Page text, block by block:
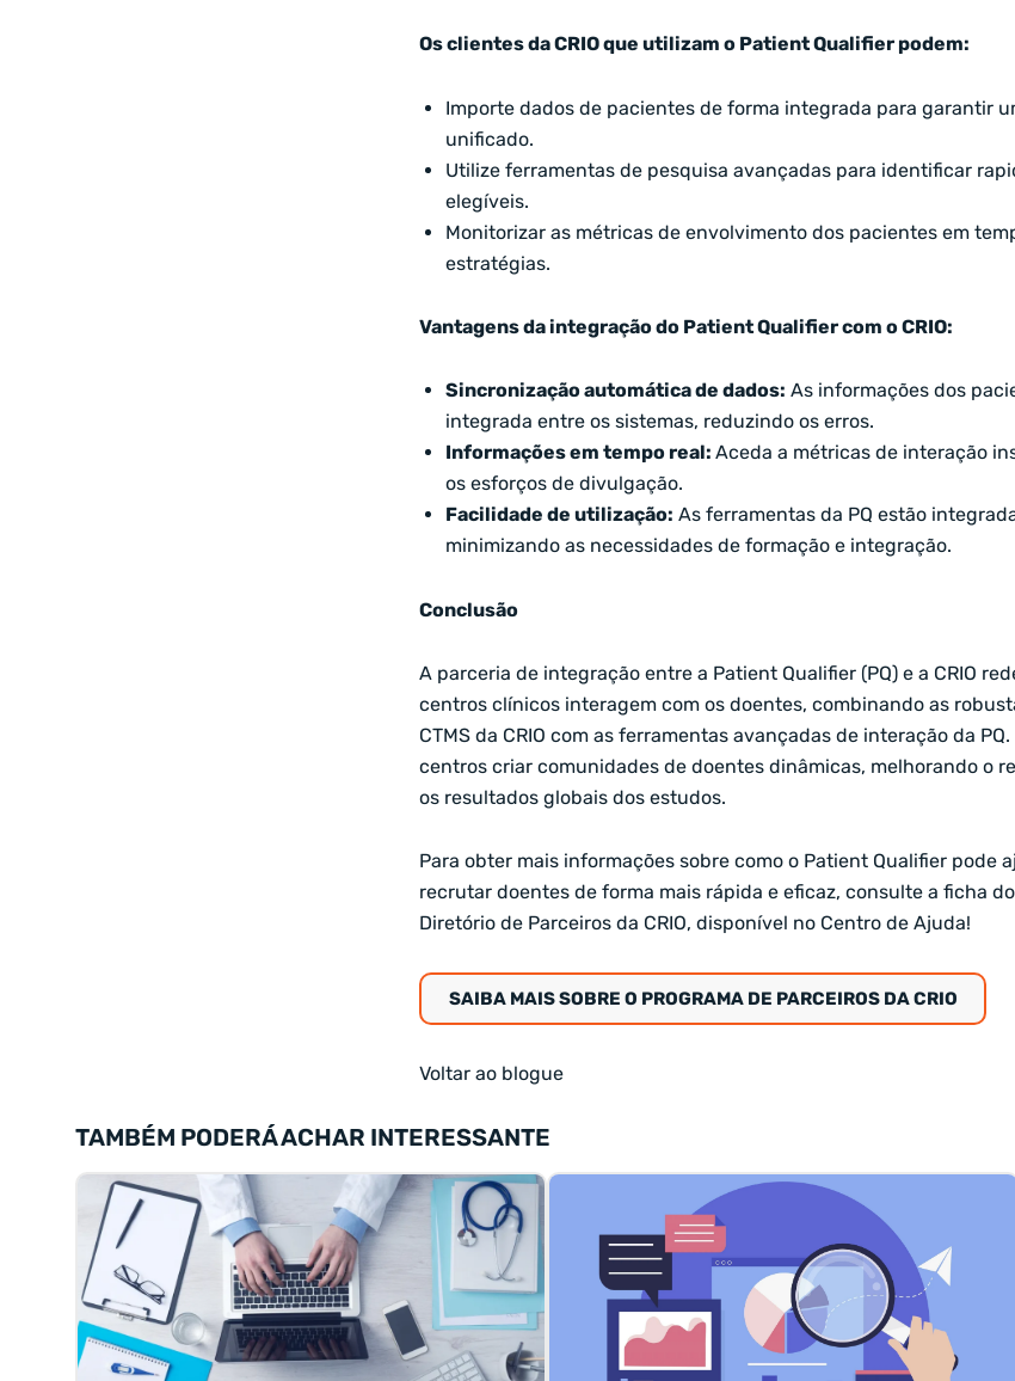
Os clientes da CRIO que utilizam o Patient Qualifier podem:
Importe dados de pacientes de forma integrada para garantir
unificado.
Utilize ferramentas de pesquisa avançadas para identificar
elegíveis.
Monitorizar as métricas de envolvimento dos pacientes em
estratégias.
Vantagens da integração do Patient Qualifier com o CRIO:
Sincronização automática de dados: As informações dos
integrada entre os sistemas, reduzindo os erros.
Informações em tempo real:Aceda a métricas de interação
os esforços de divulgação.
Facilidade de utilização: As ferramentas da PQ estão
minimizando as necessidades de formação e integração.
Conclusão
A parceria de integração entre a Patient Qualifier (PQ) e a CRIO
centros clínicos interagem com os doentes, combinando as
CTMS da CRIO com as ferramentas avançadas de interação da
centros criar comunidades de doentes dinâmicas, melhorando o
os resultados globais dos estudos.
Para obter mais informações sobre como o Patient Qualifier pode
recrutar doentes de forma mais rápida e eficaz, consulte a ficha
Diretório de Parceiros da CRIO, disponível no Centro de Ajuda!
SAIBA MAIS SOBRE O PROGRAMA DE PARCEIROS DA CRIO
Voltar ao blogue
TAMBÉM PODERÁ ACHAR INTERESSANTE